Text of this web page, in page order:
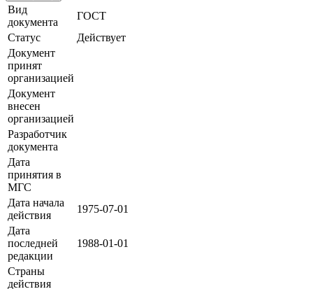
Вид
документа
ГОСТ
Статус
Действует
Документ
принят
организацией
Документ
внесен
организацией
Разработчик
документа
Дата
принятия в
МГС
Дата начала
действия
1975-07-01
Дата
последней
редакции
1988-01-01
Страны
действия